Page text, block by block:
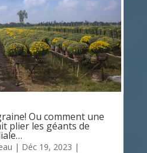
Ou comment une
plier les géants de
| Déc 19, 2023 |